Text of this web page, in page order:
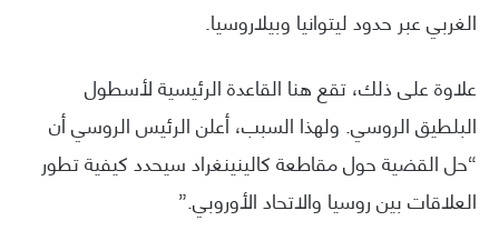
الغربي عبر حدود ليتوانيا وبيلاروسيا.
علاوة على ذلك، تقع هنا القاعدة الرئيسية لأسطول
البلطيق الروسي. ولهذا السبب، أعلن الرئيس الروسي أن
“حل القضية حول مقاطعة كالينينغراد سيحدد كيفية تطور
العلاقات بين روسيا والاتحاد الأوروبي.”